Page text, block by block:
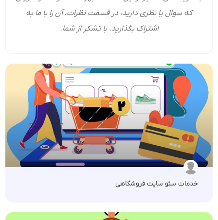
که سوال یا نظری دارید، در قسمت نظرات، آن را با ما به
اشتراک بگذارید. با تشکر از شما.
خدمات سئو سایت فروشگاهی